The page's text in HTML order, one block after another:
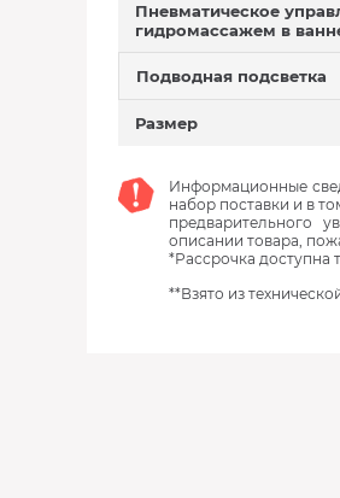
Пневматическое
гидромассажем в
Подводная подсветка
Размер
Информационные
набор поставки и в
предварительного
описании товара,
*Рассрочка доступна
**Взято из